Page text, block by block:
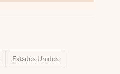
Estados Unidos